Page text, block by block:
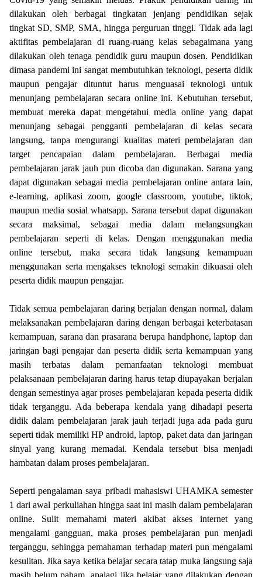
dilakukan oleh berbagai tingkatan jenjang pendidikan sejak
tingkat SD, SMP, SMA, hingga perguruan tinggi. Tidak ada lagi
aktifitas pembelajaran di ruang-ruang kelas sebagaimana yang
dilakukan oleh tenaga pendidik guru maupun dosen. Pendidikan
dimasa pandemi ini sangat membutuhkan teknologi, peserta didik
maupun pengajar dituntut harus menguasai teknologi untuk
menunjang pembelajaran secara online ini. Kebutuhan tersebut,
membuat mereka dapat mengetahui media online yang dapat
menunjang sebagai pengganti pembelajaran di kelas secara
langsung, tanpa mengurangi kualitas materi pembelajaran dan
target pencapaian dalam pembelajaran. Berbagai media
pembelajaran jarak jauh pun dicoba dan digunakan. Sarana yang
dapat digunakan sebagai media pembelajaran online antara lain,
e-learning, aplikasi zoom, google classroom, youtube, tiktok,
maupun media sosial whatsapp. Sarana tersebut dapat digunakan
secara maksimal, sebagai media dalam melangsungkan
pembelajaran seperti di kelas. Dengan menggunakan media
online tersebut, maka secara tidak langsung kemampuan
menggunakan serta mengakses teknologi semakin dikuasai oleh
peserta didik maupun pengajar.
Tidak semua pembelajaran daring berjalan dengan normal, dalam
melaksanakan pembelajaran daring dengan berbagai keterbatasan
kemampuan, sarana dan prasarana berupa handphone, laptop dan
jaringan bagi pengajar dan peserta didik serta kemampuan yang
masih terbatas dalam pemanfaatan teknologi membuat
pelaksanaan pembelajaran daring harus tetap diupayakan berjalan
dengan semestinya agar proses pembelajaran kepada peserta didik
tidak terganggu. Ada beberapa kendala yang dihadapi peserta
didik dalam pembelajaran jarak jauh terjadi juga ada pada guru
seperti tidak memiliki HP android, laptop, paket data dan jaringan
sinyal yang kurang memadai. Kendala tersebut bisa menjadi
hambatan dalam proses pembelajaran.
Seperti pengalaman saya pribadi mahasiswi UHAMKA semester
1 dari awal perkuliahan hingga saat ini masih dalam pembelajaran
online. Sulit memahami materiakibat akses internet yang
mengalami gangguan, maka proses pembelajaran pun menjadi
terganggu, sehingga pemahaman terhadap materi pun mengalami
kesulitan. Jika saya ketika belajar secara tatap muka langsung saja
masih belum paham, apalagi jika belajar yang dilakukan dengan